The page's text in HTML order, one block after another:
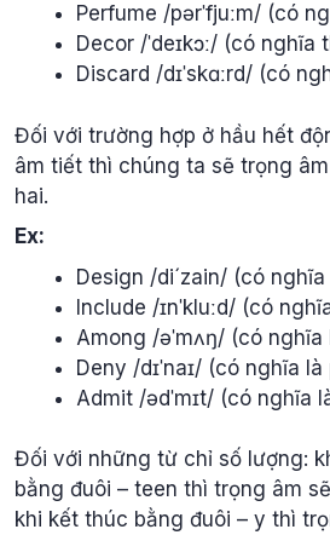
Perfume /pərˈfjuːm/ (có
Decor /ˈdeɪkɔː/ (có
Discard /dɪˈskɑːrd/ (có
Đối với trường hợp ở hầu hết
âm tiết thì chúng ta sẽ trọng
hai.
Ex:
Design /di´zain/ (có
Include /ɪnˈkluːd/ (có
Among /əˈmʌŋ/ (có
Deny /dɪˈnaɪ/ (có nghĩa
Admit /ədˈmɪt/ (có nghĩa
Đối với những từ chỉ số lượng:
bằng đuôi – teen thì trọng âm
khi kết thúc bằng đuôi – y thì